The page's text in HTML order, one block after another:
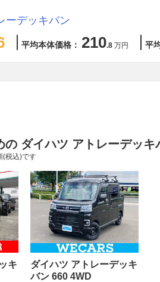
ーデッキバン
平均本体価格： 210.8 万円 平
の ダイハツ アトレーデッキ
(税込)です
キ
ダイハツ アトレーデッキ
バン 660 4WD